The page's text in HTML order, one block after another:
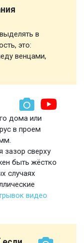
в
это:
венцами,
дома или
в проем
зазор сверху
быть жёстко
случаях
видео